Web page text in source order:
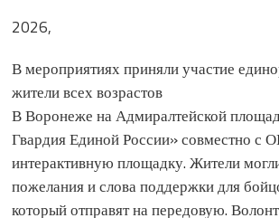
2026,
В мероприятиях приняли участие
жители всех возрастов
В Воронеже на Адмиралтейской
Гвардия Единой России» совместно с
интерактивную площадку. Жители
пожелания и слова поддержки для
который отправят на передовую.